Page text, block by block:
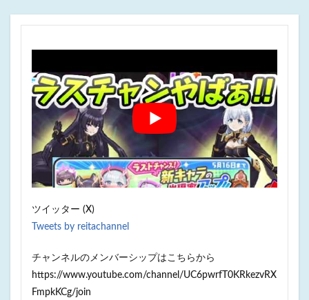
ツイッター (X)
Tweets by reitachannel
チャンネルのメンバーシップはこちらから
https://www.youtube.com/channel/UC6pwrfT0KRkezvRX
FmpkKCg/join